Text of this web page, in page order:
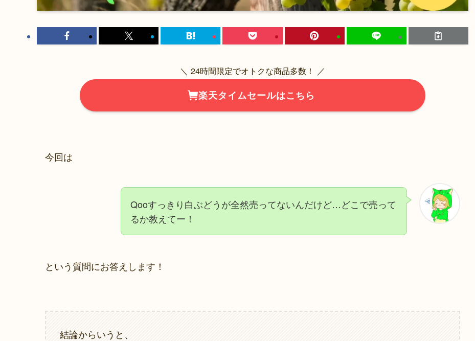
＼ 24時間限定でオトクな商品多数！ ／
楽天タイムセールはこちら
今回は
Qooすっきり白ぶどうが全然売ってないんだけど…どこで売って
るか教えてー！
という質問にお答えします！
結論からいうと、